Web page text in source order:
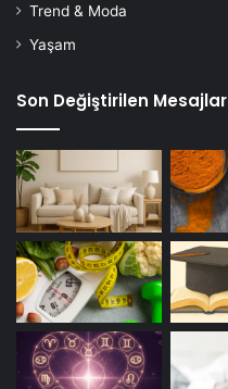
Trend & Moda
Yaşam
Son Değiştirilen Mesajlar